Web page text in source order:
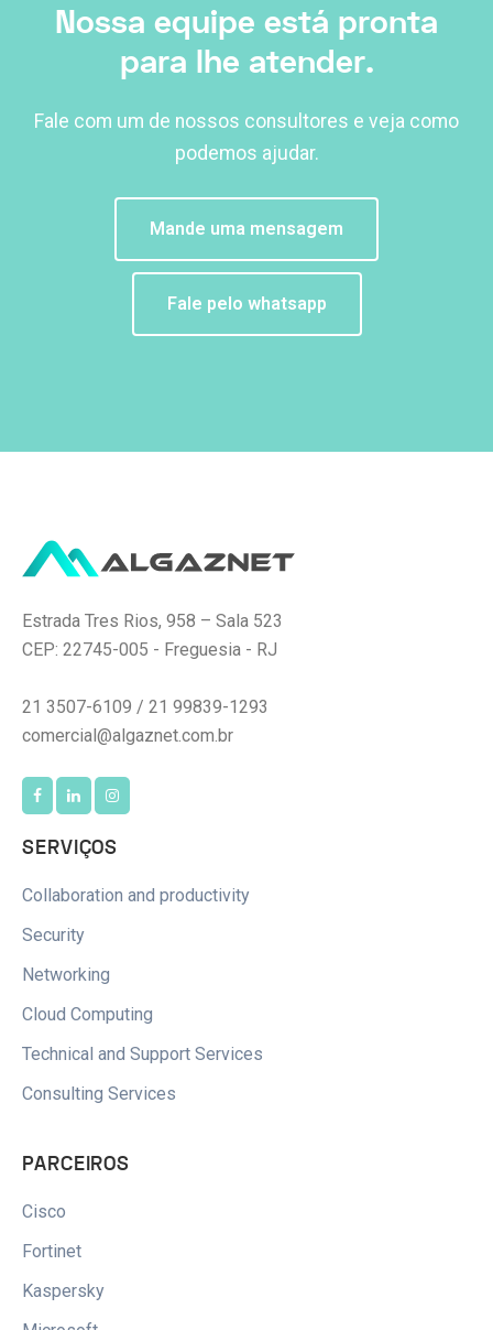
Nossa equipe está pronta
para lhe atender.
Fale com um de nossos consultores e veja como
podemos ajudar.
Mande uma mensagem
Fale pelo whatsapp
Estrada Tres Rios, 958 – Sala 523
CEP: 22745-005 - Freguesia - RJ
21 3507-6109 / 21 99839-1293
comercial@algaznet.com.br
SERVIÇOS
Collaboration and productivity
Security
Networking
Cloud Computing
Technical and Support Services
Consulting Services
PARCEIROS
Cisco
Fortinet
Kaspersky